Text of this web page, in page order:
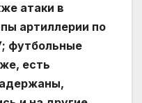
атаки в
артиллерии по
футбольные
есть